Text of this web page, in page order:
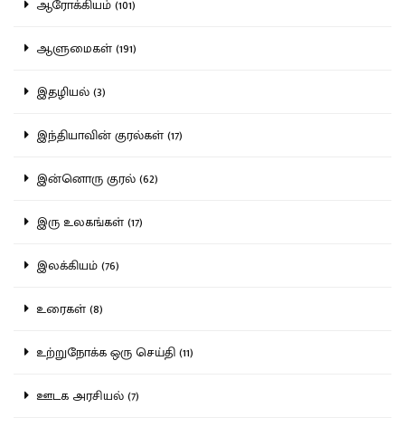
ஆரோக்கியம் (101)
ஆளுமைகள் (191)
இதழியல் (3)
இந்தியாவின் குரல்கள் (17)
இன்னொரு குரல் (62)
இரு உலகங்கள் (17)
இலக்கியம் (76)
உரைகள் (8)
உற்றுநோக்க ஒரு செய்தி (11)
ஊடக அரசியல் (7)